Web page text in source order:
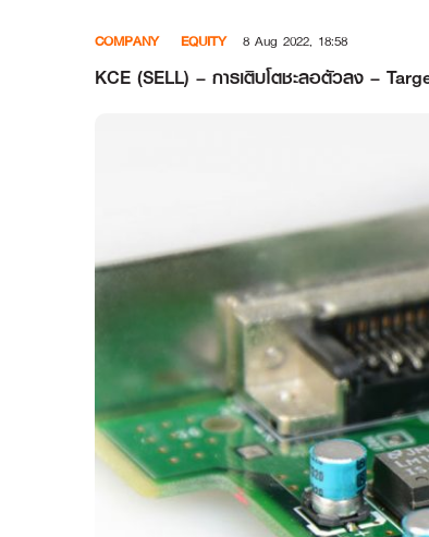
COMPANY EQUITY 8 Aug 2022, 18:58
KCE (SELL) – การเติบโตชะลอตัวลง –